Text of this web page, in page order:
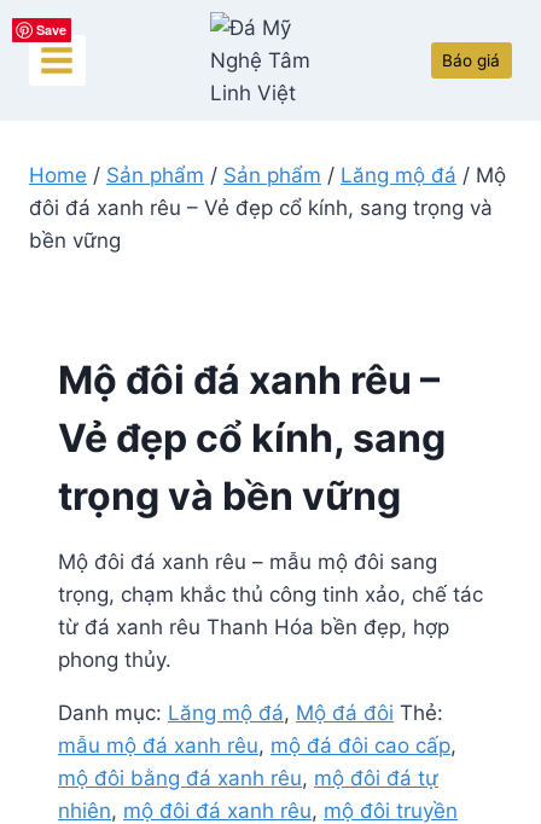
Skip
to
content
Báo giá
Home / Sản phẩm / Sản phẩm / Lăng mộ đá / Mộ
đôi đá xanh rêu – Vẻ đẹp cổ kính, sang trọng và
bền vững
Save
Mộ đôi đá xanh rêu –
Vẻ đẹp cổ kính, sang
trọng và bền vững
Mộ đôi đá xanh rêu – mẫu mộ đôi sang
trọng, chạm khắc thủ công tinh xảo, chế tác
từ đá xanh rêu Thanh Hóa bền đẹp, hợp
phong thủy.
Danh mục: Lăng mộ đá, Mộ đá đôi Thẻ:
mẫu mộ đá xanh rêu, mộ đá đôi cao cấp,
mộ đôi bằng đá xanh rêu, mộ đôi đá tự
nhiên, mộ đôi đá xanh rêu, mộ đôi truyền
Save
Save
Save
Save